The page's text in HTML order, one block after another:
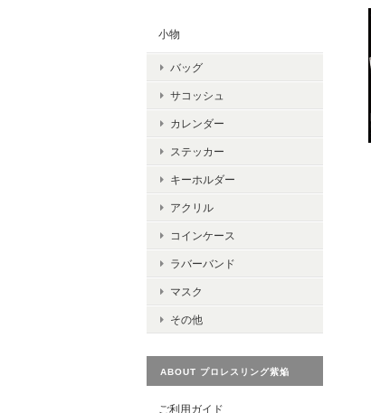
小物
バッグ
サコッシュ
カレンダー
ステッカー
キーホルダー
アクリル
コインケース
ラバーバンド
マスク
その他
ABOUT プロレスリング紫焔
ご利用ガイド